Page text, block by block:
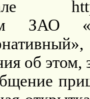
http://
ЗАО
об